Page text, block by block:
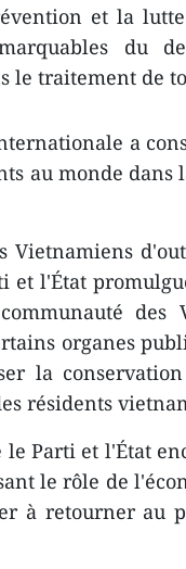
et la
du
le traitement de
a
au monde
Vietnamiens
et l'État
des
organes
la
résidents
le Parti et l'État
le rôle de
à retourner au